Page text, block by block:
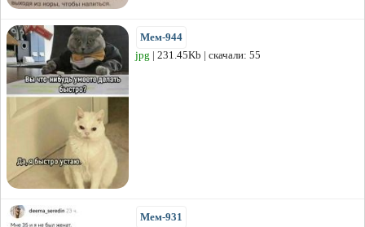
Мем-944
jpg | 231.45Kb | скачали: 55
Мем-931